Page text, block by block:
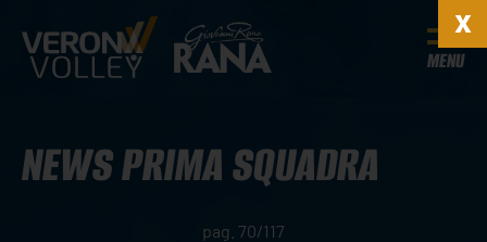
MENU
NEWS PRIMA SQUADRA
pag. 70/117